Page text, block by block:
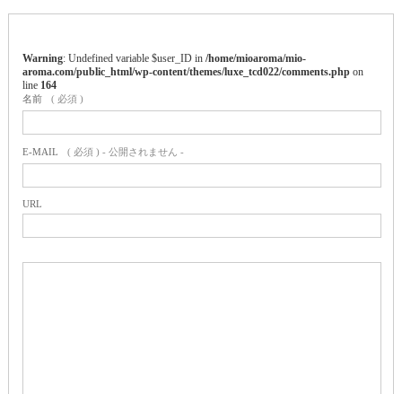
Warning : Undefined variable $user_ID in /home/mioaroma/mio-
aroma.com/public_html/wp-content/themes/luxe_tcd022/comments.phpon
line 164
名前 ( 必須 )
E-MAIL ( 必須 ) - 公開されません -
URL